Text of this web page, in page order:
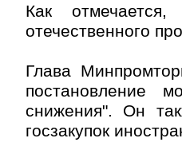
Как
отечественного
Глава
постановление
снижения". Он
госзакупок